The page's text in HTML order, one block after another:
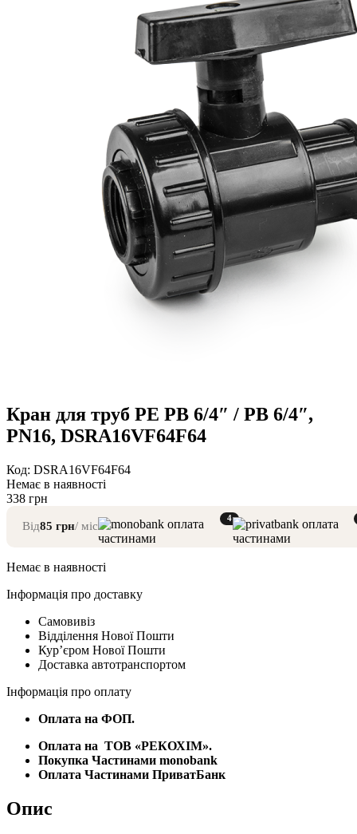
Кран для труб PE РВ 6/4″ / РВ 6/4″,
PN16, DSRA16VF64F64
Код: DSRA16VF64F64
Немає в наявності
338 грн
Від85 грн/ міс
4
Немає в наявності
Інформація про доставку
Самовивіз
Відділення Нової Пошти
Курʼєром Нової Пошти
Доставка автотранспортом
Інформація про оплату
Оплата на ФОП.
Оплата на ТОВ «РЕКОХІМ».
Покупка Частинами monobank
Оплата Частинами ПриватБанк
Опис